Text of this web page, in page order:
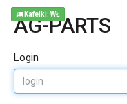
AG-PARTS
Login
Kafelki: WŁ